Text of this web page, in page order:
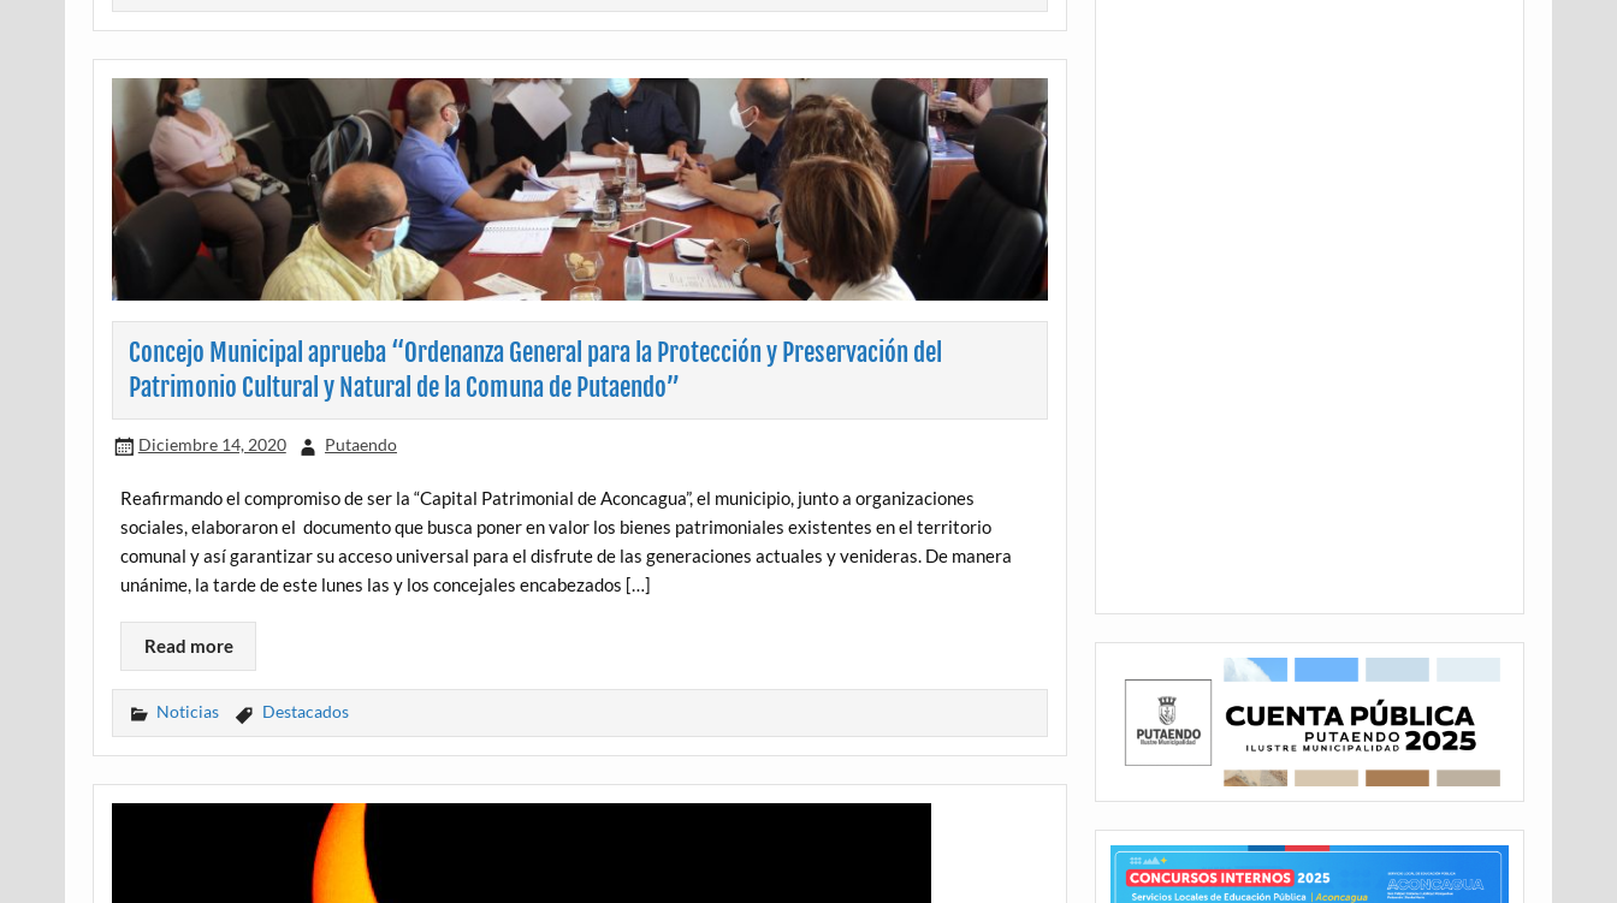
Concejo Municipal aprueba “Ordenanza General para la Protección y Preservación del
Patrimonio Cultural y Natural de la Comuna de Putaendo”
Diciembre 14, 2020 Putaendo
Reafirmando el compromiso de ser la “Capital Patrimonial de Aconcagua”, el municipio, junto a organizaciones
sociales, elaboraron el documento que busca poner en valor los bienes patrimoniales existentes en el territorio
comunal y así garantizar su acceso universal para el disfrute de las generaciones actuales y venideras. De manera
unánime, la tarde de este lunes las y los concejales encabezados […]
Read more
Noticias Destacados